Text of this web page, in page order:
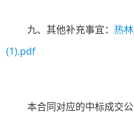
九、其他补充事宜： 热
(1).pdf
本合同对应的中标成交公